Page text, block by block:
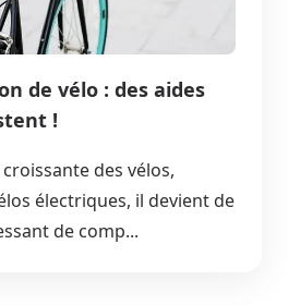
de vélo : des aides
!
des vélos,
électriques, il devient de
de comp...